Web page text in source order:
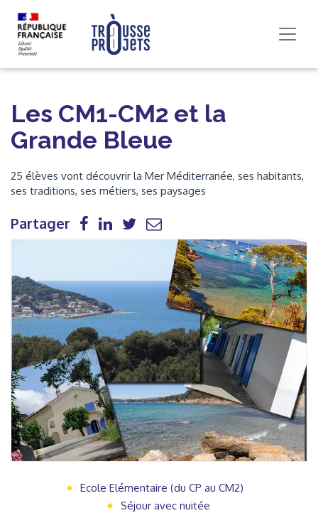
Les CM1-CM2 et la
Grande Bleue
25 élèves vont découvrir la Mer Méditerranée, ses habitants,
ses traditions, ses métiers, ses paysages
Partager
Ecole Elémentaire (du CP au CM2)
Séjour avec nuitée